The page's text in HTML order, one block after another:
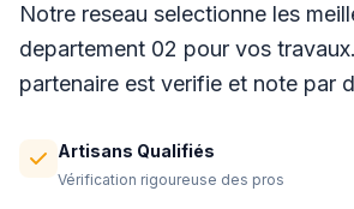
Notre reseau selectionne les
departement 02 pour vos
partenaire est verifie et note par
Artisans Qualifiés
Vérification rigoureuse des pros